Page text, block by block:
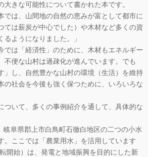
きな可能性について書かれた本です。
では、山間地の自然の恵みが富として都市に
は薪炭が中心でした）や木材など多くの資
ようになりました。」
では「経済性」のために、木材もエネルギー
便な山村は過疎化が進んでいます。でも
」し、自然豊かな山村の環境（生活）を維持
社会を今後も強く保つために、いろいろな
ついて、多くの事例紹介を通して、具体的な
阜県郡上市白鳥町石徹白地区の二つの小水
。ここでは「農業用水」を活用しています
開始）は、発電と地域振興を目的にした新